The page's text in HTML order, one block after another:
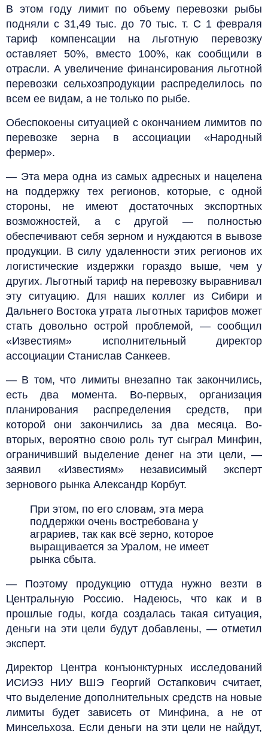
В этом году лимит по объему перевозки рыбы
подняли с 31,49 тыс. до 70 тыс. т. С 1 февраля
тариф компенсации на льготную перевозку
оставляет 50%, вместо 100%, как сообщили в
отрасли. А увеличение финансирования льготной
перевозки сельхозпродукции распределилось по
всем ее видам, а не только по рыбе.
Обеспокоены ситуацией с окончанием лимитов по
перевозке зерна в ассоциации «Народный
фермер».
— Эта мера одна из самых адресных и нацелена
на поддержку тех регионов, которые, с одной
стороны, не имеют достаточных экспортных
возможностей, а с другой — полностью
обеспечивают себя зерном и нуждаются в вывозе
продукции. В силу удаленности этих регионов их
логистические издержки гораздо выше, чем у
других. Льготный тариф на перевозку выравнивал
эту ситуацию. Для наших коллег из Сибири и
Дальнего Востока утрата льготных тарифов может
стать довольно острой проблемой, — сообщил
«Известиям» исполнительный директор
ассоциации Станислав Санкеев.
— В том, что лимиты внезапно так закончились,
есть два момента. Во-первых, организация
планирования распределения средств, при
которой они закончились за два месяца. Во-
вторых, вероятно свою роль тут сыграл Минфин,
ограничивший выделение денег на эти цели, —
заявил «Известиям» независимый эксперт
зернового рынка Александр Корбут.
При этом, по его словам, эта мера
поддержки очень востребована у
аграриев, так как всё зерно, которое
выращивается за Уралом, не имеет
рынка сбыта.
— Поэтому продукцию оттуда нужно везти в
Центральную Россию. Надеюсь, что как и в
прошлые годы, когда создалась такая ситуация,
деньги на эти цели будут добавлены, — отметил
эксперт.
Директор Центра конъюнктурных исследований
ИСИЭЗ НИУ ВШЭ Георгий Остапкович считает,
что выделение дополнительных средств на новые
лимиты будет зависеть от Минфина, а не от
Минсельхоза. Если деньги на эти цели не найдут,